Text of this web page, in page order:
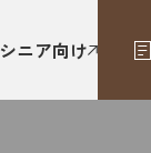
シニア向け